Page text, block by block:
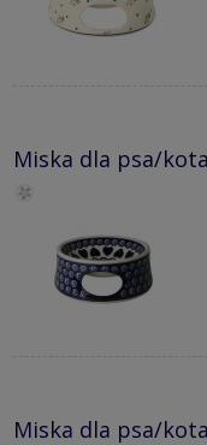
Miska dla psa/
Miska dla psa/